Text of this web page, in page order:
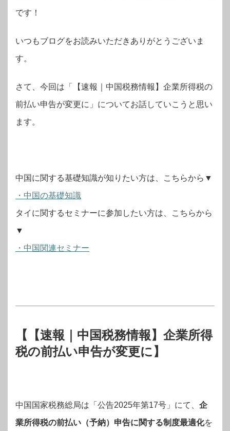
です！
いつもブログをお読みいただきありがとうございま
す。
さて、今回は「【速報｜中国税務情報】企業所得税の
前払い申告が変更に」についてお話していこうと思い
ます。
中国に関する基礎知識が知りたい方は、こちらから▼
・中国の基礎知識
タイに関するセミナーに参加したい方は、こちらから
▼
・中国関連セミナー
【【速報｜中国税務情報】企業所得
税の前払い申告が変更に】
中国国家税務総局は「公告2025年第17号」にて、 企
業所得税の前払い（予納）申告に関する制度最適化を